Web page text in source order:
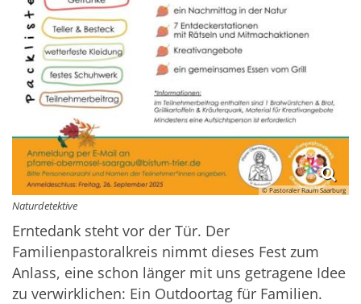
© Pastoraler Raum Saarburg
Naturdetektive
Erntedank steht vor der Tür. Der
Familienpastoralkreis nimmt dieses Fest zum
Anlass, eine schon länger mit uns getragene Idee
zu verwirklichen: Ein Outdoortag für Familien.